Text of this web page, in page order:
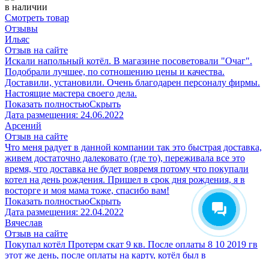
в наличии
Смотреть товар
Отзывы
Ильяс
Отзыв на сайте
Искали напольный котёл. В магазине посоветовали "Очаг".
Подобрали лучшее, по сотношению цены и качества.
Доставили, установили. Очень благодарен персоналу фирмы.
Настоящие мастера своего дела.
Показать полностьюСкрыть
Дата размещения: 24.06.2022
Арсений
Отзыв на сайте
Что меня радует в данной компании так это быстрая доставка,
живем достаточно далековато (где то), переживала все это
время, что доставка не будет вовремя потому что покупали
котел на день рождения. Пришел в срок дня рождения, я в
восторге и моя мама тоже, спасибо вам!
Показать полностьюСкрыть
Дата размещения: 22.04.2022
Вячеслав
Отзыв на сайте
Покупал котёл Протерм скат 9 кв. После оплаты 8 10 2019 гв
этот же день, после оплаты на карту, котёл был в